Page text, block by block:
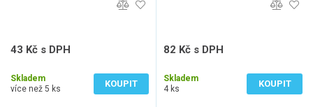
43 Kč s DPH
Skladem
více než 5 ks
KOUPIT
82 Kč s DPH
Skladem
4 ks
KOUPIT